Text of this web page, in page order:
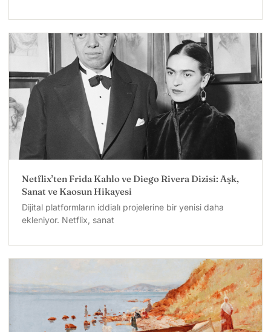
Netflix’ten Frida Kahlo ve Diego Rivera Dizisi: Aşk,
Sanat ve Kaosun Hikayesi
Dijital platformların iddialı projelerine bir yenisi daha
ekleniyor. Netflix, sanat